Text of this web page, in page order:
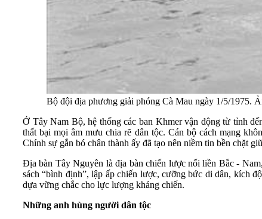
Bộ đội địa phương giải phóng Cà Mau ngày 1/5/1975.
Ở Tây Nam Bộ, hệ thống các ban Khmer vận động từ tỉnh
thất bại mọi âm mưu chia rẽ dân tộc. Cán bộ cách mạng
Chính sự gắn bó chân thành ấy đã tạo nên niềm tin bền chặt
Địa bàn Tây Nguyên là địa bàn chiến lược nối liền Bắc -
sách “bình định”, lập ấp chiến lược, cưỡng bức di dân, kích
dựa vững chắc cho lực lượng kháng chiến.
Những anh hùng người dân tộc